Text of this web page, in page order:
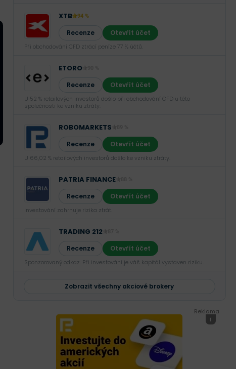
XTB 94 %
Recenze Otevřít účet
Při obchodování CFD ztrácí peníze 77 % účtů.
ETORO
Recenze Otevřít účet
U 52 % retailových investorů došlo při obchodování CFD u této
společnosti ke vzniku ztráty.
ROBOMARKETS
Recenze Otevřít účet
U 66,02 % retailových investorů došlo ke vzniku ztráty.
PATRIA FINANCE
Recenze Otevřít účet
Investování zahrnuje rizika ztrát.‎
TRADING 212
Recenze Otevřít účet
Sponzorovaný odkaz. Při investování je váš kapitál vystaven riziku.
Zobrazit všechny akciové brokery
Reklama
i